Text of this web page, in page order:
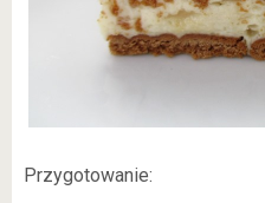
Przygotowanie: